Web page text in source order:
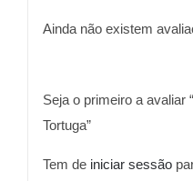
Ainda não existem
Seja o primeiro a avaliar
Tortuga”
Tem de iniciar sessão